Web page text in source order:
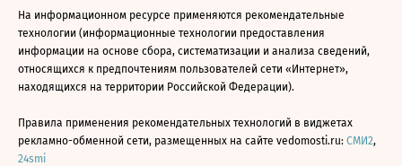
На информационном ресурсе применяются рекомендательные
технологии (информационные технологии предоставления
информации на основе сбора, систематизации и анализа сведений,
относящихся к предпочтениям пользователей сети «Интернет»,
находящихся на территории Российской Федерации).
Правила применения рекомендательных технологий в виджетах
рекламно-обменной сети, размещенных на сайте vedomosti.ru: СМИ2,
24smi